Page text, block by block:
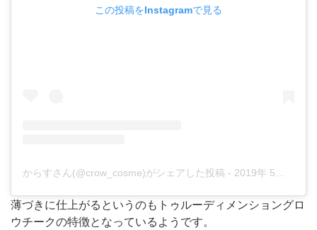
この投稿をInstagramで見る
からすさん(@crow_cosme)がシェアした投稿 - 2019年 5月月30日午前9時13分PDT
薄づきに仕上がるというのもトゥルーディメンショングロ
ウチークの特徴となっているようです。